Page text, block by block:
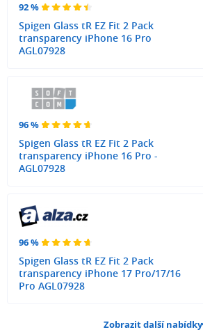
92 %
Spigen Glass tR EZ Fit 2 Pack
transparency iPhone 16 Pro
AGL07928
96 %
Spigen Glass tR EZ Fit 2 Pack
transparency iPhone 16 Pro -
AGL07928
96 %
Spigen Glass tR EZ Fit 2 Pack
transparency iPhone 17 Pro/17/16
Pro AGL07928
Zobrazit další nabídky